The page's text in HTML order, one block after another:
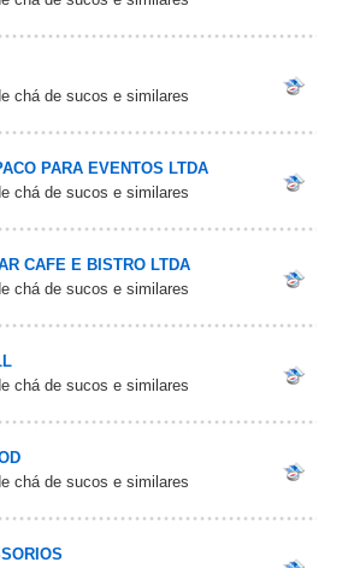
chá de sucos e similares
PARA EVENTOS LTDA
chá de sucos e similares
CAFE E BISTRO LTDA
chá de sucos e similares
chá de sucos e similares
chá de sucos e similares